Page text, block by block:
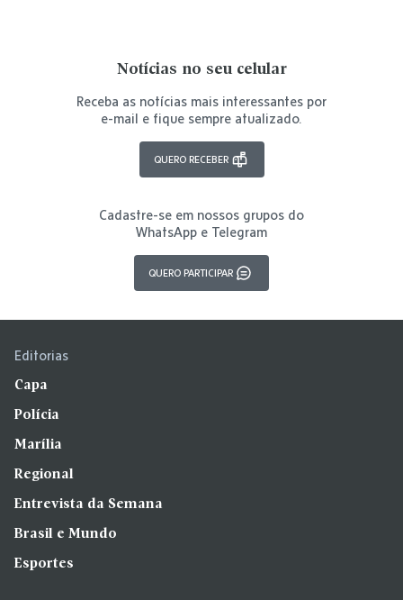
Notícias no seu celular
Receba as notícias mais interessantes por
e-mail e fique sempre atualizado.
QUERO RECEBER
Cadastre-se em nossos grupos do
WhatsApp e Telegram
QUERO PARTICIPAR
Editorias
Capa
Polícia
Marília
Regional
Entrevista da Semana
Brasil e Mundo
Esportes